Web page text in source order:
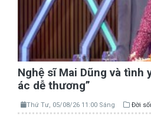
Nghệ sĩ Mai Dũng và tình
ác dễ thương”
Thứ Tư, 05/08/26 11:00 Sáng Đời